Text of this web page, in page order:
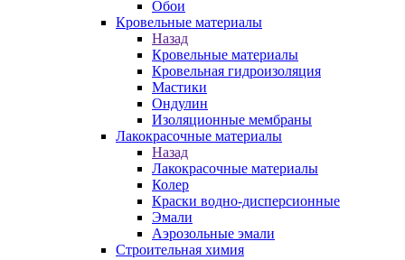
Обои
Кровельные материалы
Назад
Кровельные материалы
Кровельная гидроизоляция
Мастики
Ондулин
Изоляционные мембраны
Лакокрасочные материалы
Назад
Лакокрасочные материалы
Колер
Краски водно-дисперсионные
Эмали
Аэрозольные эмали
Строительная химия